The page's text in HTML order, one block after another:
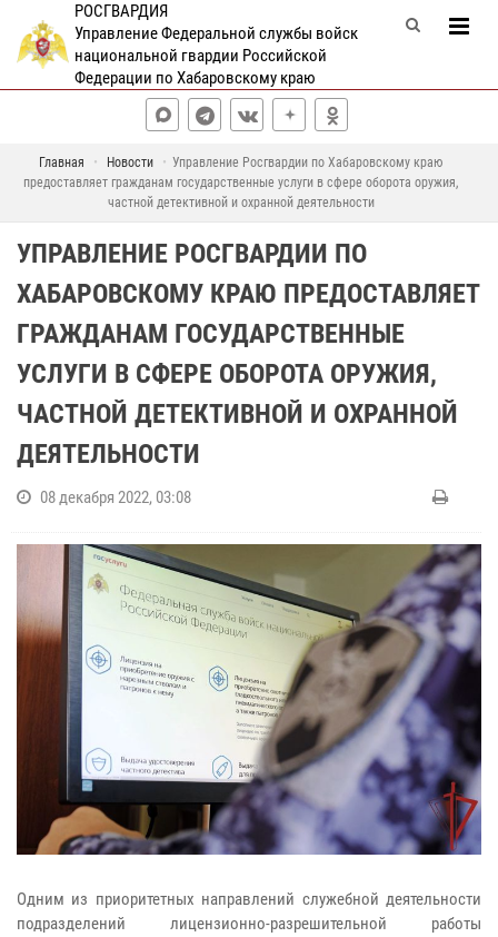
РОСГВАРДИЯ
Управление Федеральной службы войск
национальной гвардии Российской
Федерации по Хабаровскому краю
Главная Новости
Управление Росгвардии по Хабаровскому краю
предоставляет гражданам государственные услуги в сфере оборота оружия,
частной детективной и охранной деятельности
УПРАВЛЕНИЕ РОСГВАРДИИ ПО
ХАБАРОВСКОМУ КРАЮ ПРЕДОСТАВЛЯЕТ
ГРАЖДАНАМ ГОСУДАРСТВЕННЫЕ
УСЛУГИ В СФЕРЕ ОБОРОТА ОРУЖИЯ,
ЧАСТНОЙ ДЕТЕКТИВНОЙ И ОХРАННОЙ
ДЕЯТЕЛЬНОСТИ
08 декабря 2022, 03:08
Одним из приоритетных направлений служебной деятельности
подразделений лицензионно-разрешительной работы